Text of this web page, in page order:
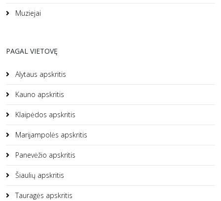
Muziejai
PAGAL VIETOVĘ
Alytaus apskritis
Kauno apskritis
Klaipėdos apskritis
Marijampolės apskritis
Panevėžio apskritis
Šiaulių apskritis
Tauragės apskritis